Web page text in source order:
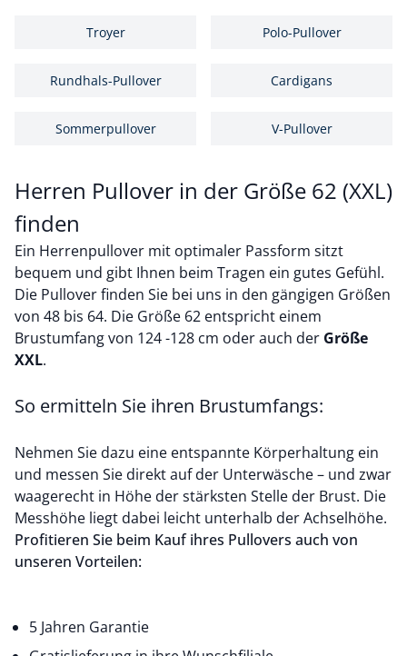
Troyer Polo-Pullover
Rundhals-Pullover Cardigans
Sommerpullover V-Pullover
Herren Pullover in der Größe 62 (XXL)
finden
Ein Herrenpullover mit optimaler Passform sitzt
bequem und gibt Ihnen beim Tragen ein gutes Gefühl.
Die Pullover finden Sie bei uns in den gängigen Größen
von 48 bis 64. Die Größe 62 entspricht einem
Brustumfang von 124 -128 cm oder auch der Größe
XXL.
So ermitteln Sie ihren Brustumfangs:
Nehmen Sie dazu eine entspannte Körperhaltung ein
und messen Sie direkt auf der Unterwäsche – und zwar
waagerecht in Höhe der stärksten Stelle der Brust. Die
Messhöhe liegt dabei leicht unterhalb der Achselhöhe.
Profitieren Sie beim Kauf ihres Pullovers auch von
unseren Vorteilen:
5 Jahren Garantie